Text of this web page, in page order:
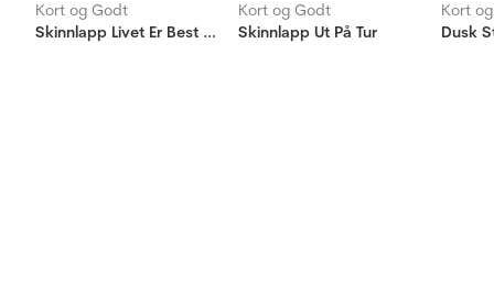
Kort og Godt
Skinnlapp Livet Er Best Ute
Kort og Godt
Skinnlapp Ut På Tur
Kort
Dusk